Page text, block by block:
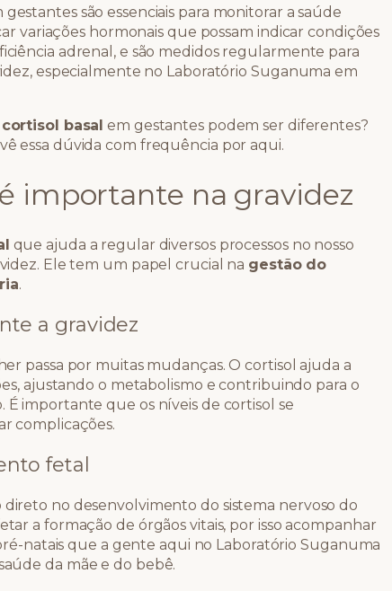
gestantes são essenciais para monitorar a saúde
variações hormonais que possam indicar condições
adrenal, e são medidos regularmente para
especialmente no Laboratório Suganuma em
basal em gestantes podem ser diferentes?
essa dúvida com frequência por aqui.
importante na gravidez
que ajuda a regular diversos processos no nosso
Ele tem um papel crucial na gestão do
.
a gravidez
passa por muitas mudanças. O cortisol ajuda a
ajustando o metabolismo e contribuindo para o
importante que os níveis de cortisol se
complicações.
fetal
no desenvolvimento do sistema nervoso do
a formação de órgãos vitais, por isso acompanhar
natais que a gente aqui no Laboratório Suganuma
da mãe e do bebê.